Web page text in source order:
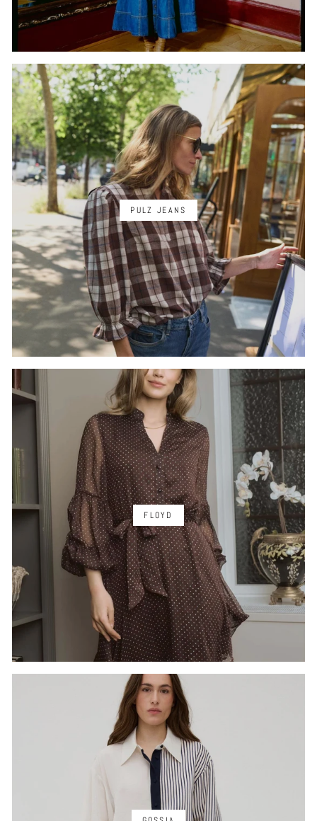
PULZ JEANS
FLOYD